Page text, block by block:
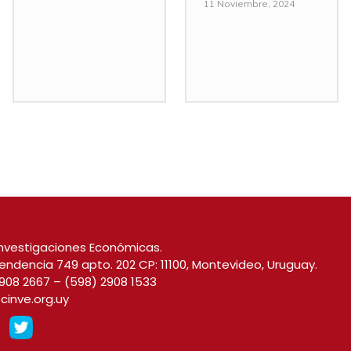
11 Noviembre, 2024
Económicas.
749 apto. 202 CP: 11100, Montevideo, Uruguay.
2667 – (598) 2908 1533